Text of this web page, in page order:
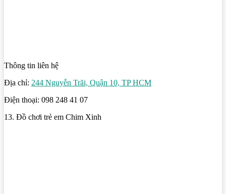
Thông tin liên hệ
Địa chỉ: 244 Nguyễn Trãi, Quận 10, TP HCM
Điện thoại: 098 248 41 07
13. Đồ chơi trẻ em Chim Xinh